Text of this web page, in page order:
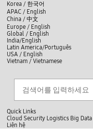
언
어
선
택
/
S
e
l
e
u
a
g
Korea / 한국어
APAC / English
China / 中文
Europe / English
Global / English
India/English
Latin America/Português
USA / English
Vietnam / Vietnamese
닫
기
Quick Links
Cloud Security Logistics Big Data
닫
LLiên hệ